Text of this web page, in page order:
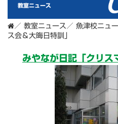
教室ニュース
／ 教室ニュース ／ 魚津校ニュ
ス会＆大晦日特訓」
みやなが日記「クリス